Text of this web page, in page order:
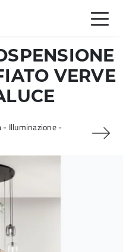
VERVE
- Illuminazione-